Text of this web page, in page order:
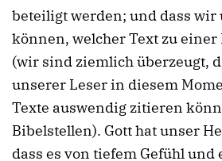
beteiligt werden; und dass
können, welcher Text zu einer
(wir sind ziemlich überzeugt,
unserer Leser in diesem
Texte auswendig zitieren
Bibelstellen). Gott hat unser
dass es von tiefem Gefühl